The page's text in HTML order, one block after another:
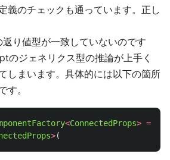
義のチェックも通っています。正し
返り値型が一致していないのです
のジェネリクス型の推論が上手く
しまいます。具体的には以下の箇所
す。
<ConnectedProps> =
>(